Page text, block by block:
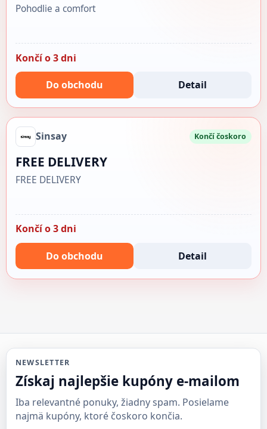
Pohodlie a comfort
Končí o 3 dni
Do obchodu Detail
Sinsay Končí čoskoro
FREE DELIVERY
FREE DELIVERY
Končí o 3 dni
Do obchodu Detail
NEWSLETTER
Získaj najlepšie kupóny e-mailom
Iba relevantné ponuky, žiadny spam. Posielame
najmä kupóny, ktoré čoskoro končia.